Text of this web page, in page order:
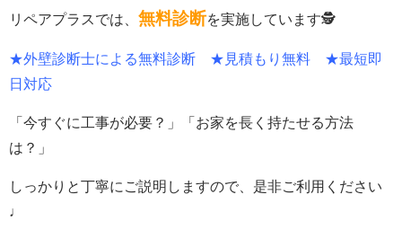
リペアプラスでは、 無料診断を実施しています🕵
★外壁診断士による無料診断 ★見積もり無料 ★最短即
日対応
「今すぐに工事が必要？」「お家を長く持たせる方法
は？」
しっかりと丁寧にご説明しますので、是非ご利用ください
♩